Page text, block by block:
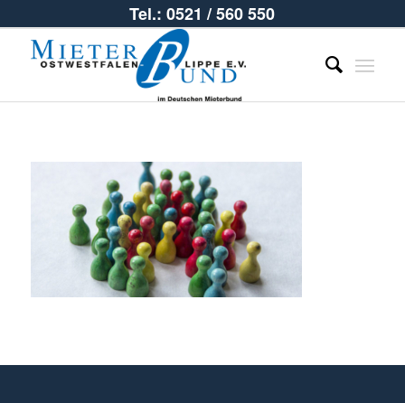
Tel.: 0521 / 560 550